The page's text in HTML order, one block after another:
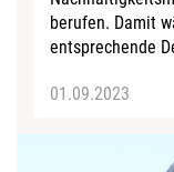
berufen. Damit
entsprechende
01.09.2023